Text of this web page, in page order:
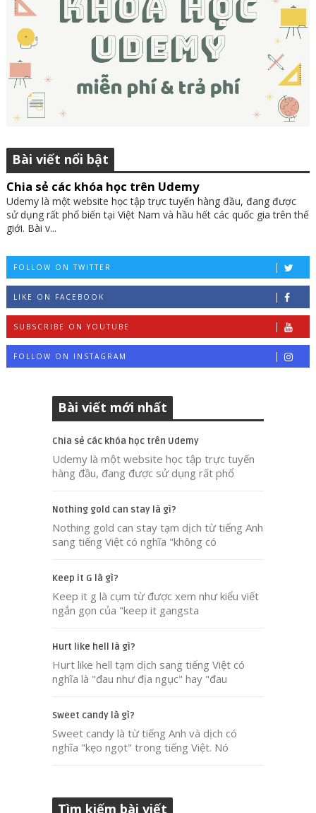
Bài viết nổi bật
Chia sẻ các khóa học trên Udemy
Udemy là một website học tập trực tuyến hàng đầu, đang được
sử dụng rất phổ biến tại Việt Nam và hầu hết các quốc gia trên thế
giới. Bài v...
FOLLOW ON TWITTER
LIKE ON FACEBOOK
SUBSCRIBE ON YOUTUBE
FOLLOW ON INSTAGRAM
Bài viết mới nhất
Chia sẻ các khóa học trên Udemy
Udemy là một website học tập trực tuyến
hàng đầu, đang được sử dụng rất phổ
Nothing gold can stay là gì?
Nothing gold can stay tạm dịch từ tiếng Anh
sang tiếng Việt có nghĩa "không có
Keep it G là gì?
Keep it g là cụm từ được xem như kiểu viết
ngắn gọn của "keep it gangsta
Hurt like hell là gì?
Hurt like hell tạm dịch sang tiếng Việt có
nghĩa là "đau như địa ngục" hay "đau
Sweet candy là gì?
Sweet candy là từ tiếng Anh và dịch có
nghĩa "kẹo ngọt" trong tiếng Việt. Nó
Tìm kiếm bài viết